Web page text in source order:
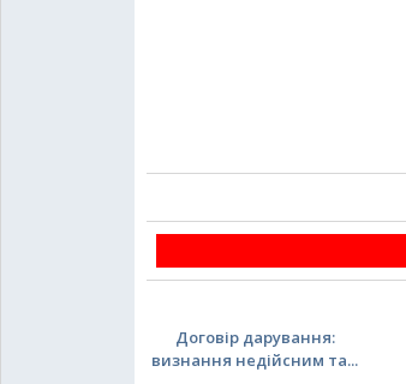
Договір дарування:
визнання недійсним та...